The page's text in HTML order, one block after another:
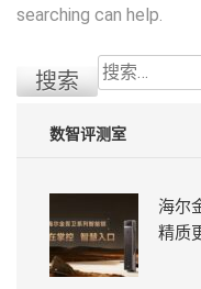
searching can help.
搜
索：
数智评测室
海尔
精质